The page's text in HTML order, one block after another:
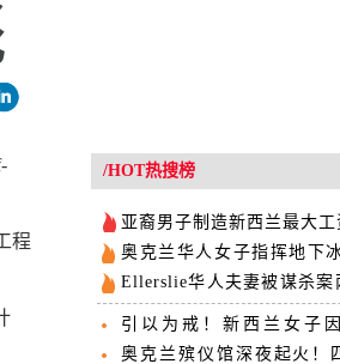
程
/HOT热搜榜
亚裔男子制造新西兰最大
涉案近$100万
奥克兰华人女子指挥地下
刑11年半
Ellerslie华人夫妻被谋杀案
日出庭
引以为戒！新西兰女子
7000纽币！
奥克兰殡仪馆深夜起火！